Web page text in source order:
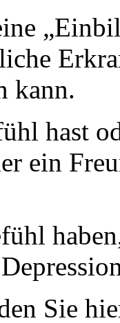
kann.
hast
ein
Sie